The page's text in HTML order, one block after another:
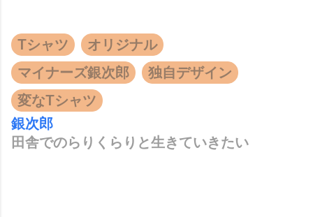
Tシャツ
オリジナル
マイナーズ銀次郎
独自デザイン
変なTシャツ
銀次郎
田舎でのらりくらりと生きていきたい